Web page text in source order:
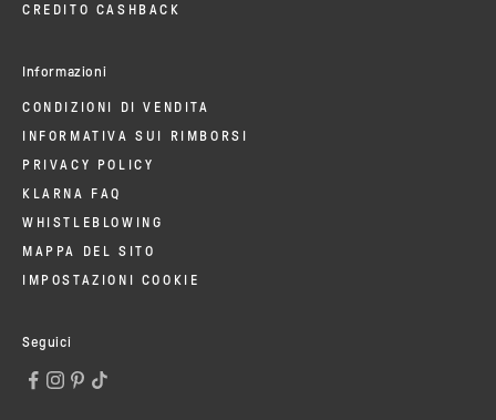
CREDITO CASHBACK
Informazioni
CONDIZIONI DI VENDITA
INFORMATIVA SUI RIMBORSI
PRIVACY POLICY
KLARNA FAQ
WHISTLEBLOWING
MAPPA DEL SITO
IMPOSTAZIONI COOKIE
Seguici